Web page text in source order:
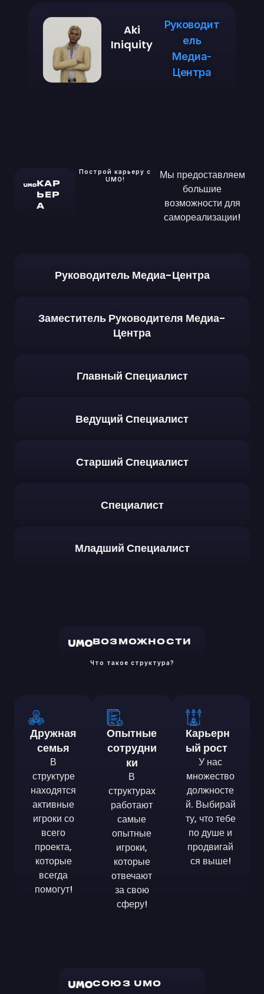
Aki
Iniquity
Руководит
ель
Медиа-
Центра
КАР
ЬЕР
А
Построй карьеру с
UMO!
Мы предоставляем
большие
возможности для
самореализации!
Руководитель Медиа-Центра
Заместитель Руководителя Медиа-
Центра
Главный Специалист
Ведущий Специалист
Старший Специалист
Специалист
Младший Специалист
ВОЗМОЖНОСТИ
Что такое структура?
Дружная
семья
В
структуре
находятся
активные
игроки со
всего
проекта,
которые
всегда
помогут!
Опытные
сотрудни
ки
В
структурах
работают
самые
опытные
игроки,
которые
отвечают
за свою
сферу!
Карьерн
ый рост
У нас
множество
должносте
й. Выбирай
ту, что тебе
по душе и
продвигай
ся выше!
СОЮЗ UMO